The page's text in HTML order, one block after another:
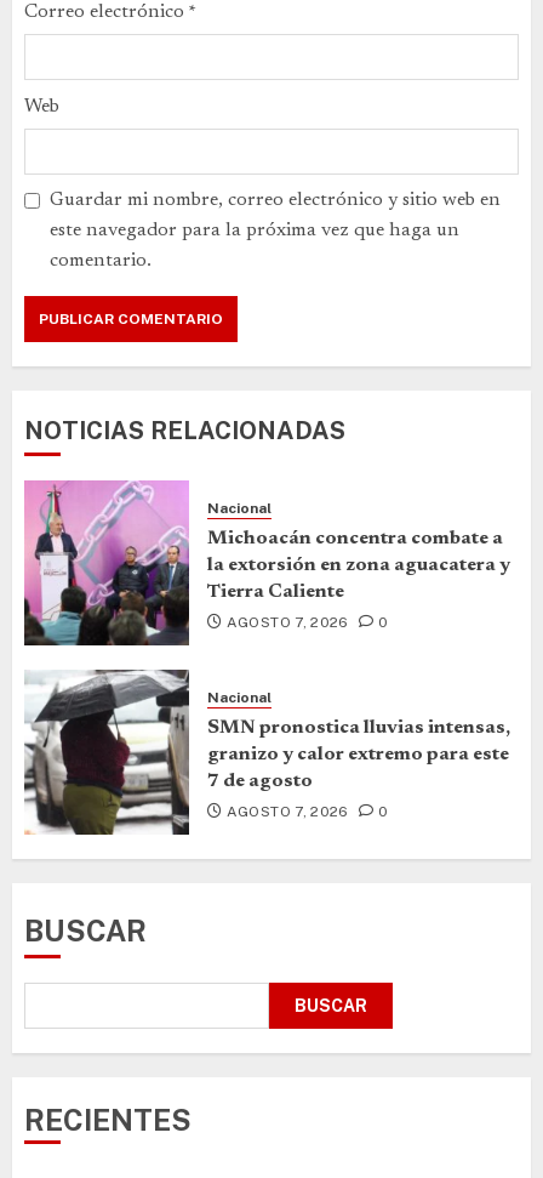
Correo electrónico *
Web
Guardar mi nombre, correo electrónico y sitio web en
este navegador para la próxima vez que haga un
comentario.
NOTICIAS RELACIONADAS
Nacional
Michoacán concentra combate a
la extorsión en zona aguacatera y
Tierra Caliente
AGOSTO 7, 2026 0
Nacional
SMN pronostica lluvias intensas,
granizo y calor extremo para este
7 de agosto
AGOSTO 7, 2026 0
BUSCAR
BUSCAR
RECIENTES